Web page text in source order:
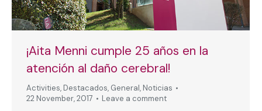
¡Aita Menni cumple 25 años en la
atención al daño cerebral!
Activities, Destacados, General, Noticias
22 November, 2017
Leave a comment